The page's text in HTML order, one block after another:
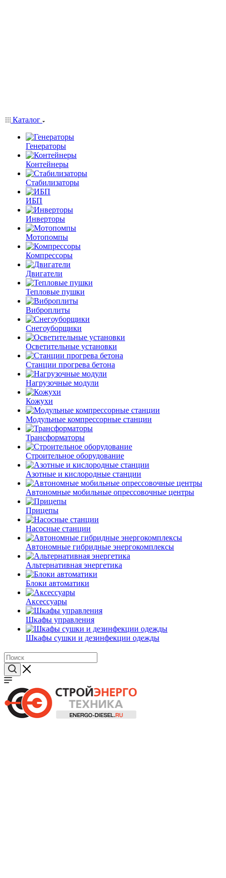
Каталог
Генераторы
Контейнеры
Стабилизаторы
ИБП
Инверторы
Мотопомпы
Компрессоры
Двигатели
Тепловые пушки
Виброплиты
Снегоуборщики
Осветительные установки
Станции прогрева бетона
Нагрузочные модули
Кожухи
Модульные компрессорные станции
Трансформаторы
Строительное оборудование
Азотные и кислородные станции
Автономные мобильные опрессовочные центры
Прицепы
Насосные станции
Автономные гибридные энергокомплексы
Альтернативная энергетика
Блоки автоматики
Аксессуары
Шкафы управления
Шкафы сушки и дезинфекции одежды